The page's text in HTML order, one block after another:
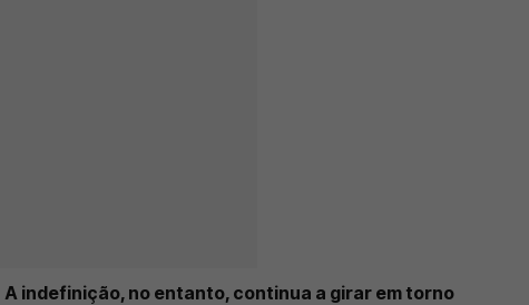
A indefinição, no entanto, continua a girar em torno